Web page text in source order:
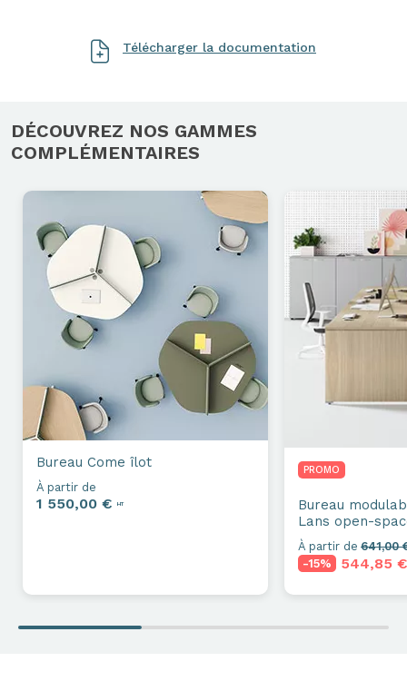
Télécharger la documentation
DÉCOUVREZ NOS GAMMES
COMPLÉMENTAIRES
Bureau Come îlot
À partir de
1 550,00 € HT
PROMO
Bureau
Lans open-
À partir de 641,00
-15%
544,85